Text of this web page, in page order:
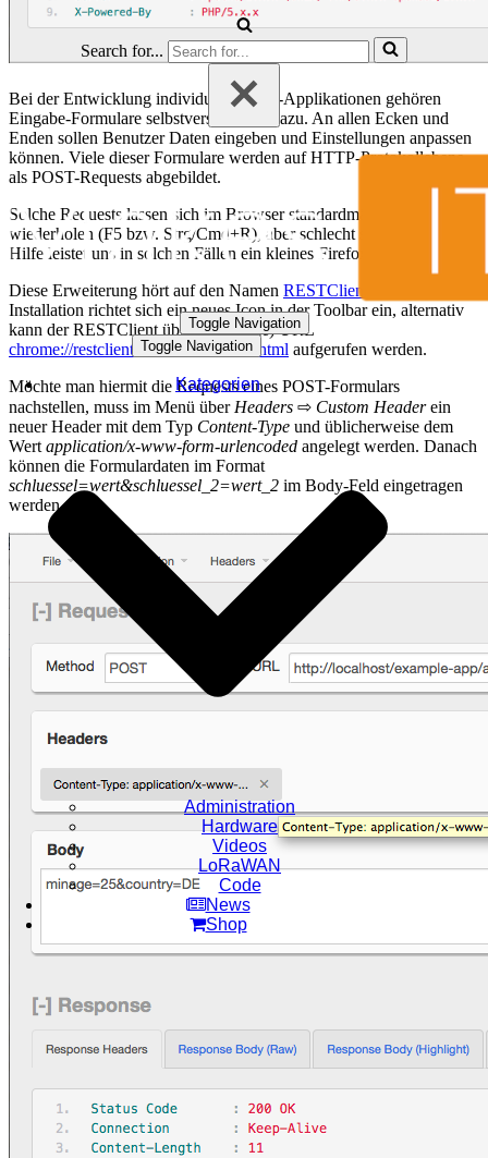
Search for...
Toggle Navigation
Toggle Navigation
Kategorien
Administration
Hardware
Videos
LoRaWAN
Code
News
Shop
Bei der Entwicklung individueller Web-Applikationen gehören
Eingabe-Formulare selbstverständlich dazu. An allen Ecken und
Enden sollen Benutzer Daten eingeben und Einstellungen anpassen
können. Viele dieser Formulare werden auf HTTP-Protokollebene
als POST-Requests abgebildet.
Solche Requests lassen sich im Browser standardmäßig zwar
wiederholen (F5 bzw. Strg/Cmd+R), aber schlecht schnell anpassen.
Hilfe leistet uns in solchen Fällen ein kleines Firefox-Addon.
Diese Erweiterung hört auf den Namen RESTClient
Installation richtet sich ein neues Icon in der Toolbar ein, alternativ
kann der RESTClient über die (lokale) URL
chrome://restclient/content/restclient.html aufgerufen werden.
Möchte man hiermit die Requests eines POST-Formulars
nachstellen, muss im Menü über Headers ⇨ Custom Headerein
neuer Header mit dem Typ Content-Type und üblicherweise dem
Wert application/x-www-form-urlencoded angelegt werden. Danach
können die Formulardaten im Format
schluessel=wert&schluessel_2=wert_2 im Body-Feld eingetragen
werden.